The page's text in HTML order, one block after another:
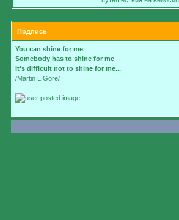
Подпись
You can shine for me
Somebody has to shine for me
It's difficult not to shine for me...
/Martin L.Gore/